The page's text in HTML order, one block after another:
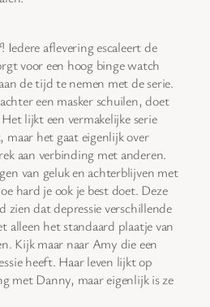
! Iedere aflevering escaleert de
voor een hoog binge watch
de tijd te nemen met de serie.
een masker schuilen, doet
lijkt een vermakelijke serie
maar het gaat eigenlijk over
aan verbinding met anderen.
van geluk en achterblijven met
hard je ook je best doet. Deze
zien dat depressie verschillende
alleen het standaard plaatje van
Kijk maar naar Amy die een
heeft. Haar leven lijkt op
met Danny, maar eigenlijk is ze